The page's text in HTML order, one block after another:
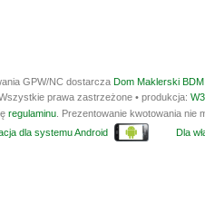
GPW/NC dostarcza Dom Maklerski
prawa zastrzeżone • produkcja:
regulaminu . Prezentowanie kwotowania
dla systemu Android Dla